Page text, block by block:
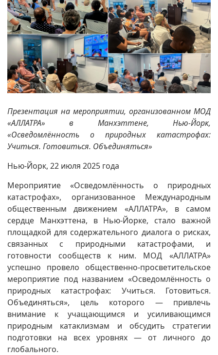
Презентация на мероприятии, организованном МОД
«АЛЛАТРА» в Манхэттене, Нью-Йорк,
«Осведомлённость о природных катастрофах:
Учиться. Готовиться. Объединяться»
Нью-Йорк, 22 июля 2025 года
Мероприятие «Осведомлённость о природных
катастрофах», организованное Международным
общественным движением «АЛЛАТРА», в самом
сердце Манхэттена, в Нью-Йорке, стало важной
площадкой для содержательного диалога о рисках,
связанных с природными катастрофами, и
готовности сообществ к ним. МОД «АЛЛАТРА»
успешно провело общественно-просветительское
мероприятие под названием «Осведомлённость о
природных катастрофах: Учиться. Готовиться.
Объединяться», цель которого — привлечь
внимание к учащающимся и усиливающимся
природным катаклизмам и обсудить стратегии
подготовки на всех уровнях — от личного до
глобального.